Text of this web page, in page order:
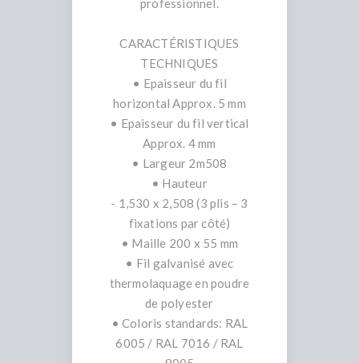
professionnel.
CARACTÉRISTIQUES
TECHNIQUES
• Epaisseur du fil
horizontal Approx. 5 mm
• Epaisseur du fil vertical
Approx. 4 mm
• Largeur 2m508
• Hauteur
- 1,530 x 2,508 (3 plis – 3
fixations par côté)
• Maille 200 x 55 mm
• Fil galvanisé avec
thermolaquage en poudre
de polyester
• Coloris standards: RAL
6005 / RAL 7016 / RAL